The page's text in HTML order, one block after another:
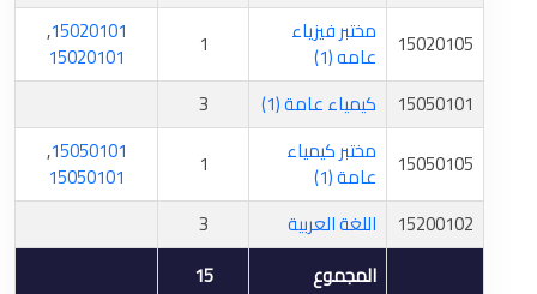
15020105
مختبر فيزياء
عامه (1) 1
15020101
,
15020101
15050101
كيمياء عامة (1)
3
15050105
مختبر كيمياء
عامة (1) 1
15050101
,
15050101
15200102
اللغة العربية
3
المجموع
15